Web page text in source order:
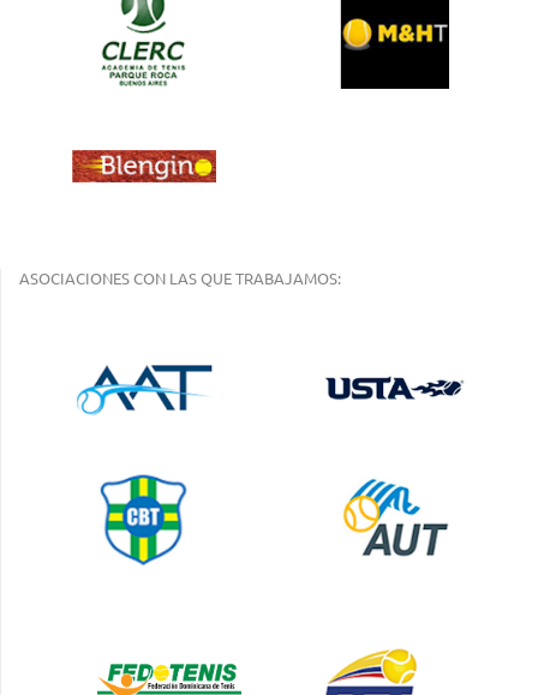
ASOCIACIONES CON LAS QUE TRABAJAMOS: